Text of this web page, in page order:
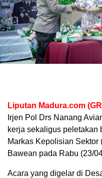
Liputan Madura.com
Irjen Pol Drs Nanang
kerja sekaligus peletakan
Markas Kepolisian Sektor
Bawean pada Rabu (23/
Acara yang digelar di